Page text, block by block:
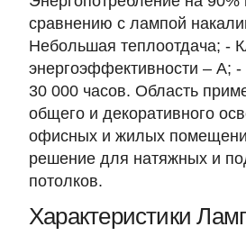
сравнению с лампой
Небольшая теплоотдача; -
энергоэффективности – А;
30 000 часов. Область
общего и декоративного
офисных и жилых
решение для натяжных и
потолков.
Характеристики